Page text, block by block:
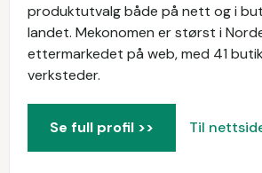
produktutvalg både på nett og i
landet. Mekonomen er størst i
ettermarkedet på web, med 41
verksteder.
Se full profil >> Til